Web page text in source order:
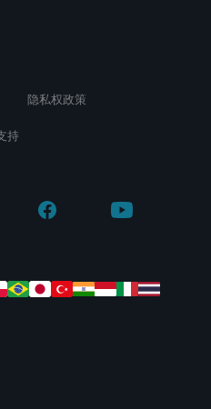
隐私权政策
持